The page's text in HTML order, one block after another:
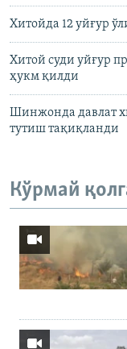
Хитойда 12 уйғур
Хитой суди уйғур
ҳукм қилди
Шинжонда давлат
тутиш тақиқланди
Кўрмай